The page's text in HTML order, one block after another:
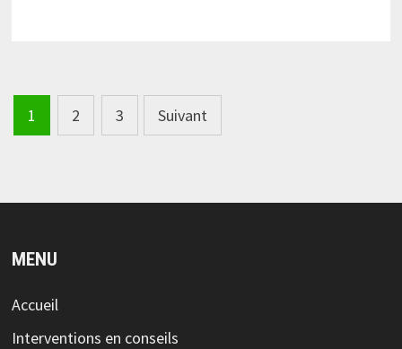
Navigation
des
1 2 3 Suivant
MENU
Accueil
Interventions en conseils